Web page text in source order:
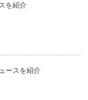
を紹介
ースを紹介